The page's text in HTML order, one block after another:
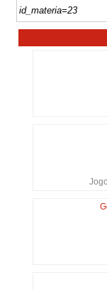
id_materia=23